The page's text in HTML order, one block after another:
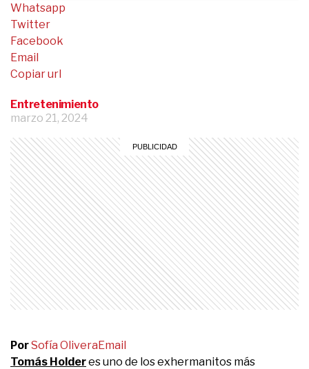
Entretenimiento
marzo 21, 2024
Whatsapp
Twitter
Facebook
Email
Copiar url
PorSofía OliveraEmail
Tomás Holderes uno de los exhermanitos más